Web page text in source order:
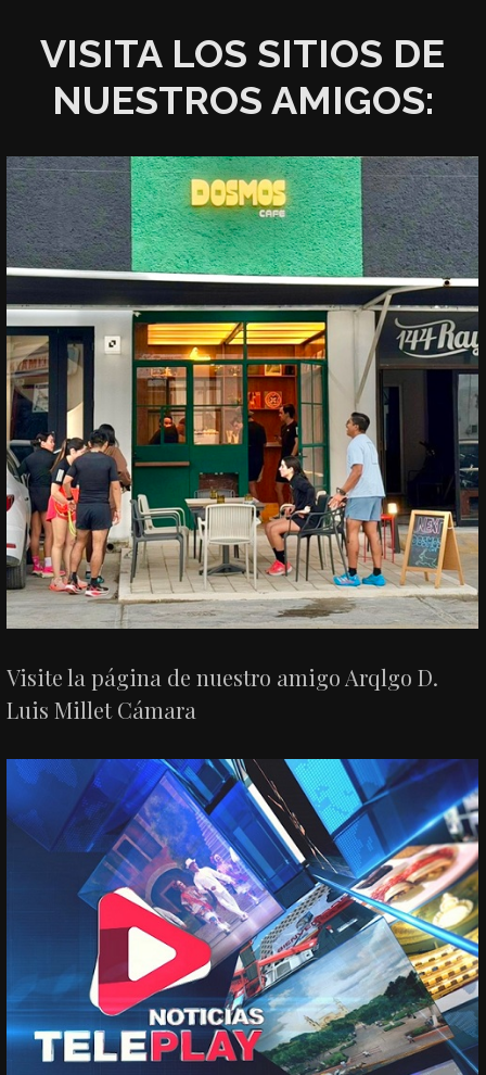
VISITA LOS SITIOS DE
NUESTROS AMIGOS:
Visite la página de nuestro amigo Arqlgo D.
Luis Millet Cámara